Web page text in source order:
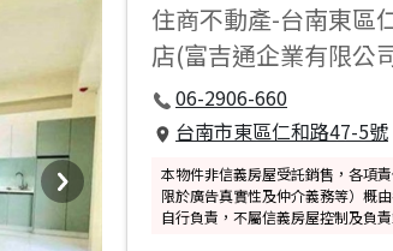
住商不動產-台南東區
店(富吉通企業有限公
06-2906-660
台南市東區仁和路47-5號
本物件非信義房屋受託銷售，各項
限於廣告真實性及仲介義務等）概
自行負責，不屬信義房屋控制及負責